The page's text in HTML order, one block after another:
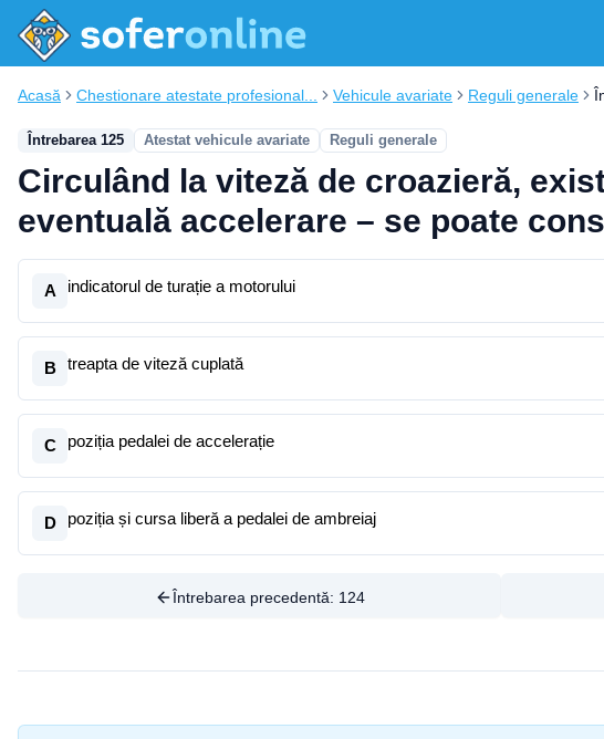
Acasă Chestionare atestate profesional... Vehicule avariate Reguli generale
Întrebarea 125 Atestat vehicule avariate Reguli generale
Circulând la viteză de croazieră,
eventuală accelerare – se poate
A indicatorul de turație a motorului
B treapta de viteză cuplată
C poziția pedalei de accelerație
D poziția și cursa liberă a pedalei de ambreiaj
Întrebarea precedentă: 124